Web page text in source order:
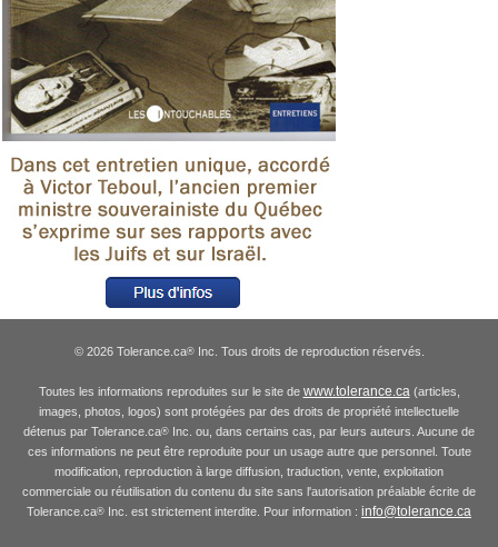
© 2026 Tolerance.ca®Inc. Tous droits de reproduction réservés.
Toutes les informations reproduites sur le site de www.tolerance.ca(articles,
images, photos, logos) sont protégées par des droits de propriété intellectuelle
détenus par Tolerance.ca® Inc. ou, dans certains cas, par leurs auteurs. Aucune de
ces informations ne peut être reproduite pour un usage autre que personnel. Toute
modification, reproduction à large diffusion, traduction, vente, exploitation
commerciale ou réutilisation du contenu du site sans l'autorisation préalable écrite de
Tolerance.ca® Inc. est strictement interdite. Pour information : info@tolerance.ca